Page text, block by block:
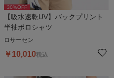
30%OFF
【吸水速乾UV】バックプリント
半袖ポロシャツ
ロサーセン
￥ 10,010税込